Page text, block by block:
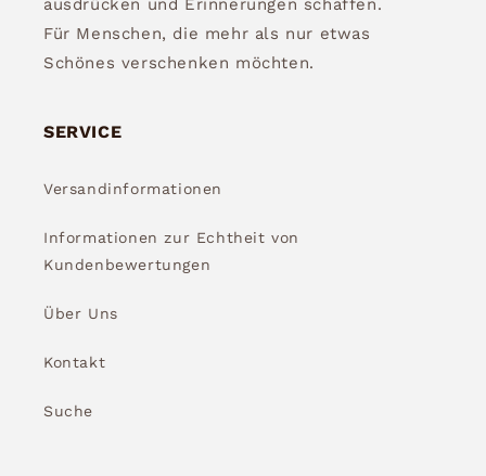
ausdrücken und Erinnerungen schaffen.
Für Menschen, die mehr als nur etwas
Schönes verschenken möchten.
SERVICE
Versandinformationen
Informationen zur Echtheit von
Kundenbewertungen
Über Uns
Kontakt
Suche